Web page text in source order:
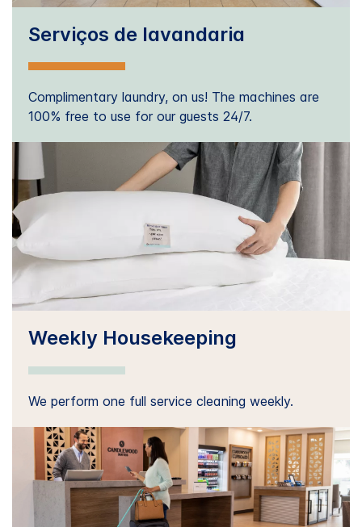
Serviços de lavandaria
Complimentary laundry, on us! The machines are
100% free to use for our guests 24/7.
Weekly Housekeeping
We perform one full service cleaning weekly.